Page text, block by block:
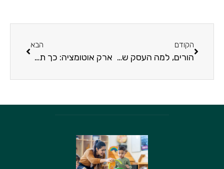
הקודם
הורים, למה העסק שלכם צריך מערכת דיוור?
הבא
ארק אוטומציה: כך תטמיעו אוטומציות במפעל שלכם